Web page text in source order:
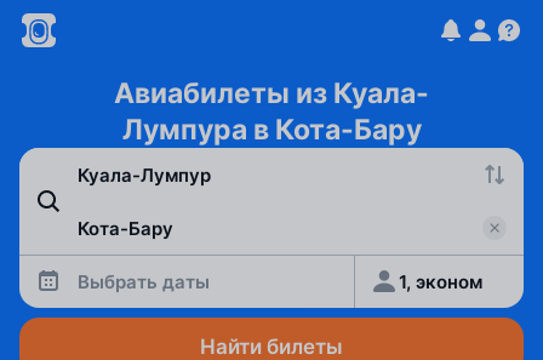
Авиабилеты из Куала-
Лумпура в Кота-Бару
Выбрать даты 1, эконом
Найти билеты